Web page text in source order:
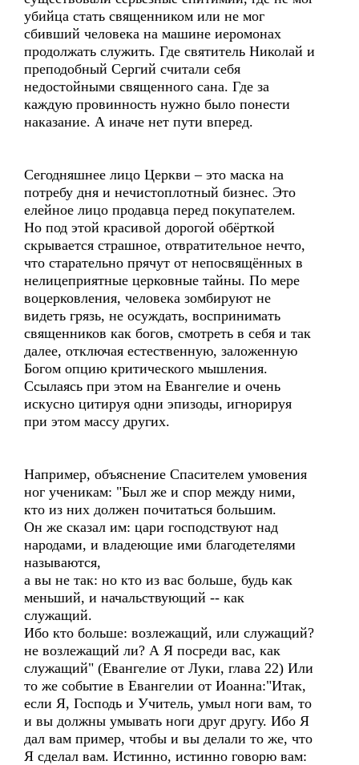
убийца стать священником или не мог
сбивший человека на машине иеромонах
продолжать служить. Где святитель Николай и
преподобный Сергий считали себя
недостойными священного сана. Где за
каждую провинность нужно было понести
наказание. А иначе нет пути вперед.
Сегодняшнее лицо Церкви – это маска на
потребу дня и нечистоплотный бизнес. Это
елейное лицо продавца перед покупателем.
Но под этой красивой дорогой обёрткой
скрывается страшное, отвратительное нечто,
что старательно прячут от непосвящённых в
нелицеприятные церковные тайны. По мере
воцерковления, человека зомбируют не
видеть грязь, не осуждать, воспринимать
священников как богов, смотреть в себя и так
далее, отключая естественную, заложенную
Богом опцию критического мышления.
Ссылаясь при этом на Евангелие и очень
искусно цитируя одни эпизоды, игнорируя
при этом массу других.
Например, объяснение Спасителем умовения
ног ученикам: "Был же и спор между ними,
кто из них должен почитаться большим.
Он же сказал им: цари господствуют над
народами, и владеющие ими благодетелями
называются,
а вы не так: но кто из вас больше, будь как
меньший, и начальствующий -- как
служащий.
Ибо кто больше: возлежащий, или служащий?
не возлежащий ли? А Я посреди вас, как
служащий" (Евангелие от Луки, глава 22) Или
то же событие в Евангелии от Иоанна:"Итак,
если Я, Господь и Учитель, умыл ноги вам, то
и вы должны умывать ноги друг другу. Ибо Я
дал вам пример, чтобы и вы делали то же, что
Я сделал вам. Истинно, истинно говорю вам: